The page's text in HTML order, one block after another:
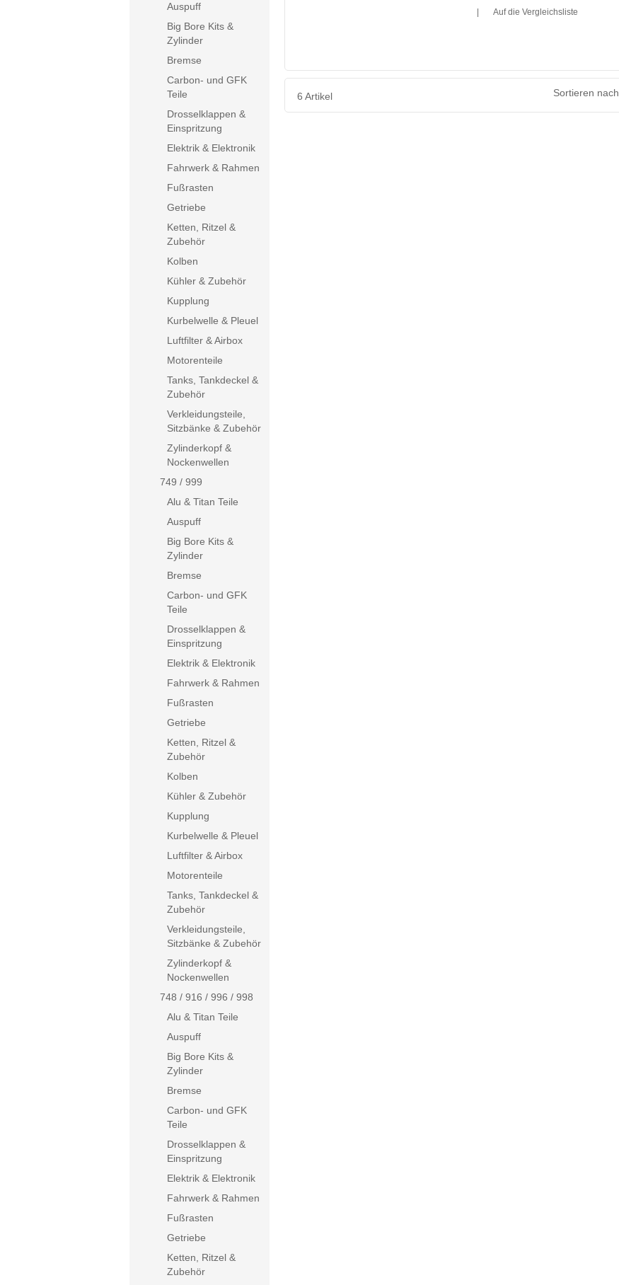
Auf die Vergleichsliste
6 Artikel Sortieren nach
Auspuff
Big Bore Kits &
Zylinder
Bremse
Carbon- und GFK
Teile
Drosselklappen &
Einspritzung
Elektrik & Elektronik
Fahrwerk & Rahmen
Fußrasten
Getriebe
Ketten, Ritzel &
Zubehör
Kolben
Kühler & Zubehör
Kupplung
Kurbelwelle & Pleuel
Luftfilter & Airbox
Motorenteile
Tanks, Tankdeckel &
Zubehör
Verkleidungsteile,
Sitzbänke & Zubehör
Zylinderkopf &
Nockenwellen
749 / 999
Alu & Titan Teile
Auspuff
Big Bore Kits &
Zylinder
Bremse
Carbon- und GFK
Teile
Drosselklappen &
Einspritzung
Elektrik & Elektronik
Fahrwerk & Rahmen
Fußrasten
Getriebe
Ketten, Ritzel &
Zubehör
Kolben
Kühler & Zubehör
Kupplung
Kurbelwelle & Pleuel
Luftfilter & Airbox
Motorenteile
Tanks, Tankdeckel &
Zubehör
Verkleidungsteile,
Sitzbänke & Zubehör
Zylinderkopf &
Nockenwellen
748 / 916 / 996 / 998
Alu & Titan Teile
Auspuff
Big Bore Kits &
Zylinder
Bremse
Carbon- und GFK
Teile
Drosselklappen &
Einspritzung
Elektrik & Elektronik
Fahrwerk & Rahmen
Fußrasten
Getriebe
Ketten, Ritzel &
Zubehör